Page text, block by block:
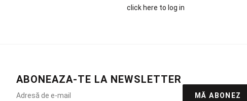
click here to log in
ABONEAZA-TE LA NEWSLETTER
MĂ ABONEZ